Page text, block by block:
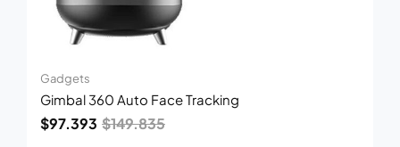
Gadgets
Gimbal 360 Auto Face Tracking
$149.835
$97.393